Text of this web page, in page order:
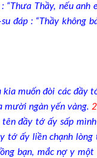
Thầy, nếu anh
đáp : “Thầy không
muốn đòi các đầy
mười ngàn yến vàng.
đầy tớ ấy sấp
tớ ấy liền chạnh
bạn, mắc nợ y